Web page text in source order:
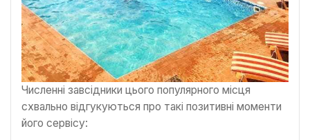
Численні завсідники цього популярного місця
схвально відгукуються про такі позитивні моменти
його сервісу: